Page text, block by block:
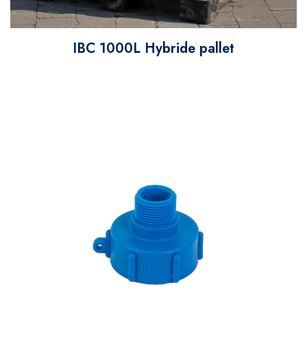
IBC 1000L Hybride pallet